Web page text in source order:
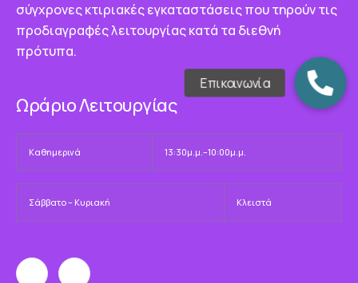
σύγχρονες κτιριακές εγκαταστάσεις που τηρούν τις
προδιαγραφές λειτουργίας κατά τα διεθνή
πρότυπα.
Ωράριο Λειτουργίας
Καθημερινά 13:30μ.μ.–10:00μ.μ.
Σάββατο – Κυριακή Κλειστά